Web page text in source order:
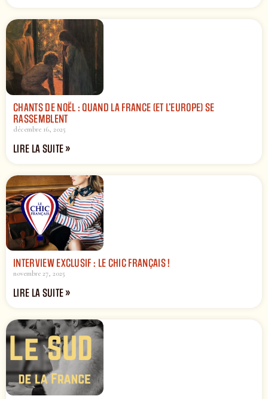
CHANTS DE NOËL : QUAND LA FRANCE (ET L’EUROPE) SE
RASSEMBLENT
décembre 16, 2025
LIRE LA SUITE »
INTERVIEW EXCLUSIF : LE CHIC FRANÇAIS !
novembre 27, 2025
LIRE LA SUITE »